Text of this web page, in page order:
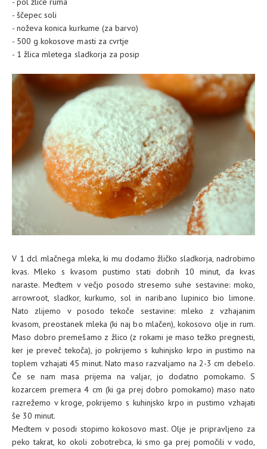
- ščepec soli
- noževa konica kurkume (za barvo)
- 500 g kokosove masti za cvrtje
- 1 žlica mletega sladkorja za posip
V 1 dcl mlačnega mleka, ki mu dodamo žličko sladkorja, nadrobimo
kvas. Mleko s kvasom pustimo stati dobrih 10 minut, da kvas
naraste. Medtem v večjo posodo stresemo suhe sestavine: moko,
arrowroot, sladkor, kurkumo, sol in naribano lupinico bio limone.
Nato zlijemo v posodo tekoče sestavine: mleko z vzhajanim
kvasom, preostanek mleka (ki naj bo mlačen), kokosovo olje in rum.
Maso dobro premešamo z žlico (z rokami je maso težko pregnesti,
ker je preveč tekoča), jo pokrijemo s kuhinjsko krpo in pustimo na
toplem vzhajati 45 minut. Nato maso razvaljamo na 2-3 cm debelo.
Če se nam masa prijema na valjar, jo dodatno pomokamo. S
kozarcem premera 4 cm (ki ga prej dobro pomokamo) maso nato
razrežemo v kroge, pokrijemo s kuhinjsko krpo in pustimo vzhajati
še 30 minut.
Medtem v posodi stopimo kokosovo mast. Olje je pripravljeno za
peko takrat, ko okoli zobotrebca, ki smo ga prej pomočili v vodo,